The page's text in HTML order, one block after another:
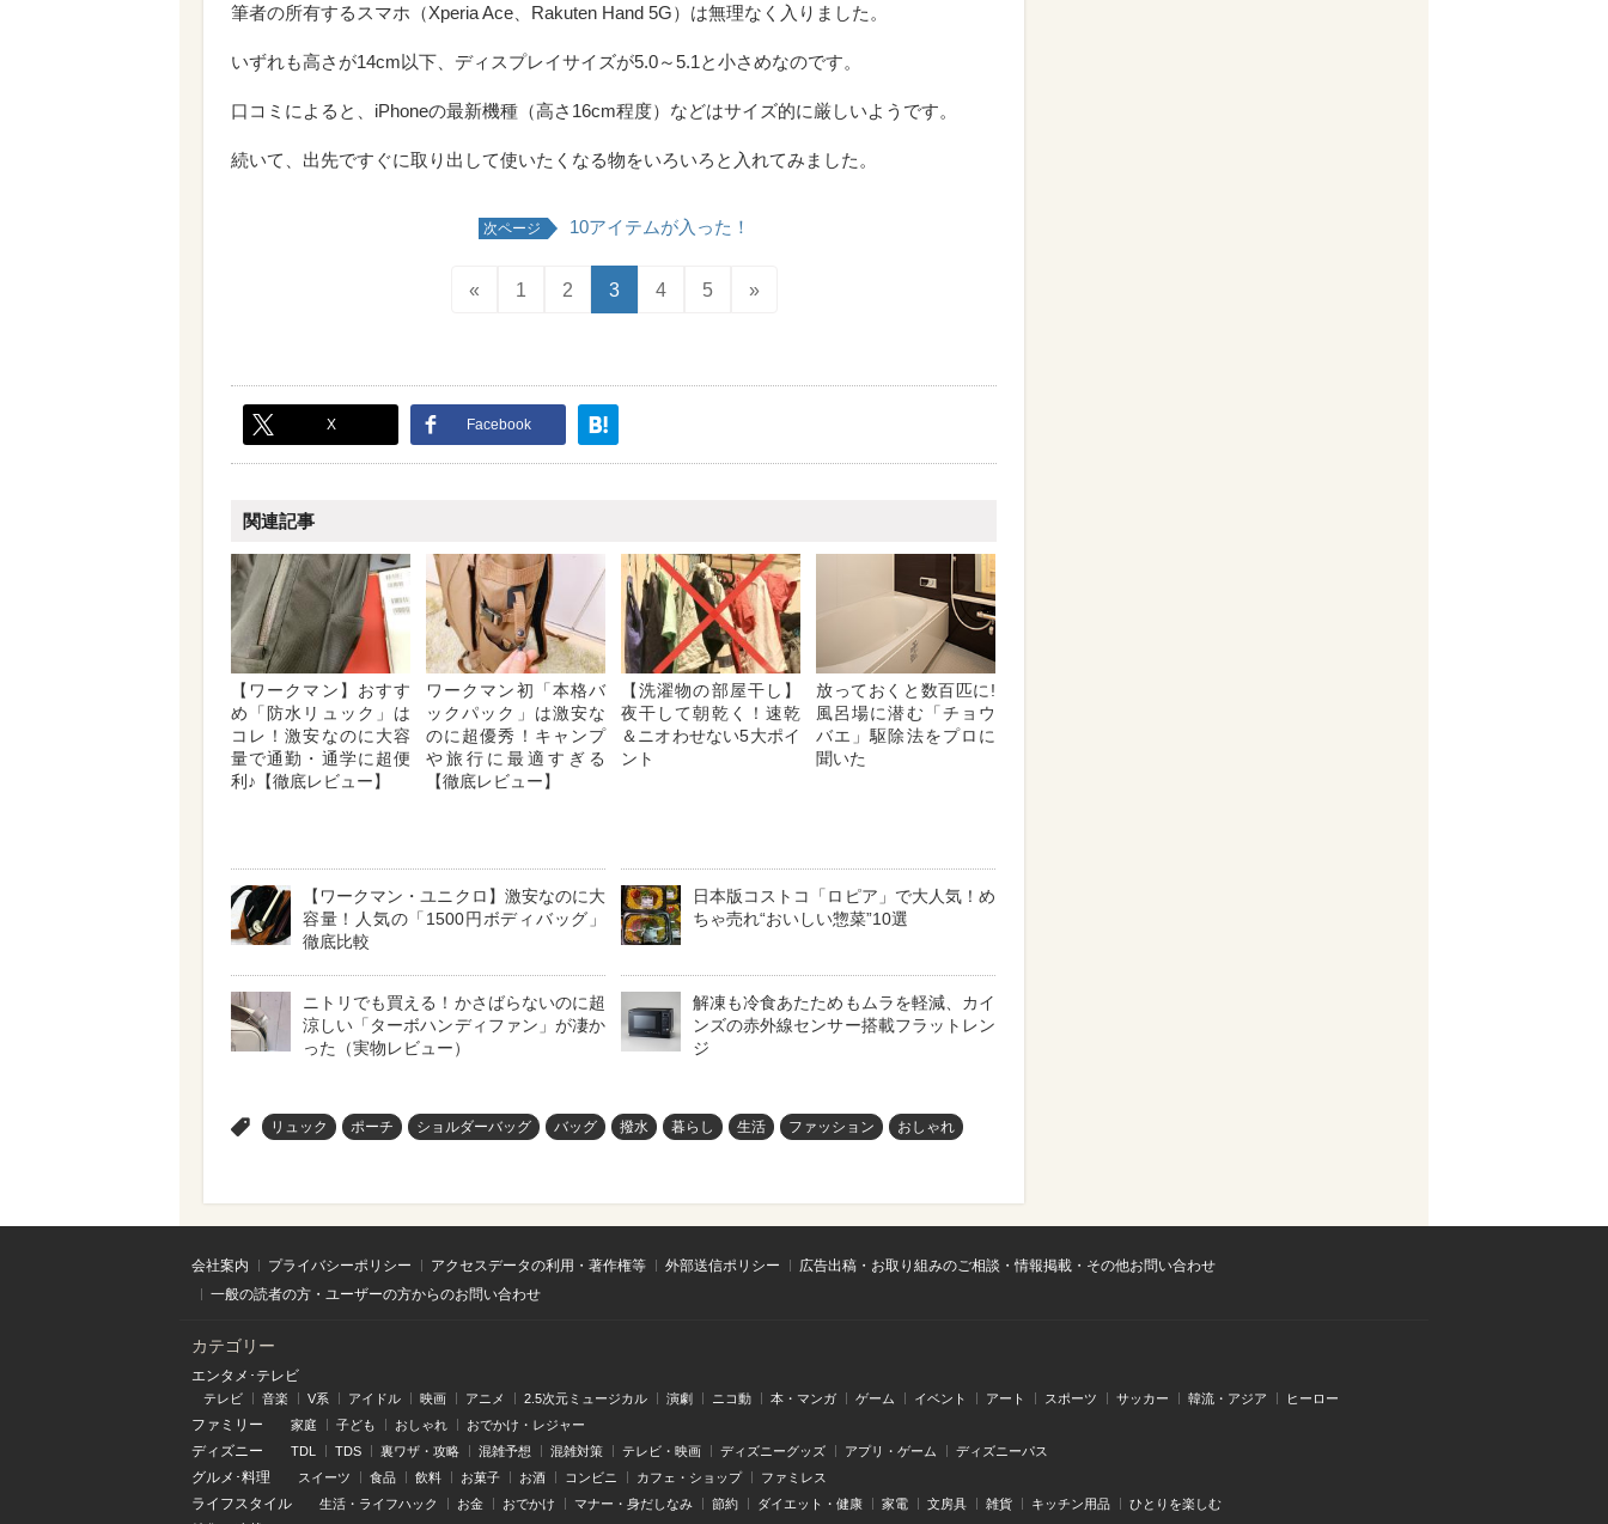
筆者の所有するスマホ（Xperia Ace、Rakuten Hand 5G）は無理なく入りました。
いずれも高さが14cm以下、ディスプレイサイズが5.0～5.1と小さめなのです。
口コミによると、iPhoneの最新機種（高さ16cm程度）などはサイズ的に厳しいようです。
続いて、出先ですぐに取り出して使いたくなる物をいろいろと入れてみました。
次ページ 10アイテムが入った！
« 1 2 3 4 5 »
X Facebook
関連記事
【ワークマン】おすす
め「防水リュック」は
コレ！激安なのに大容
量で通勤・通学に超便
利♪【徹底レビュー】
ワークマン初「本格バ
ックパック」は激安な
のに超優秀！キャンプ
や旅行に最適すぎる
【徹底レビュー】
【洗濯物の部屋干し】
夜干して朝乾く！速乾
＆ニオわせない5大ポイ
ント
放っておくと数百匹に!
風呂場に潜む「チョウ
バエ」駆除法をプロに
聞いた
【ワークマン・ユニクロ】激安なのに大
容量！人気の「1500円ボディバッグ」
徹底比較
日本版コストコ「ロピア」で大人気！め
ちゃ売れ“おいしい惣菜”10選
ニトリでも買える！かさばらないのに超
涼しい「ターボハンディファン」が凄か
った（実物レビュー）
解凍も冷食あたためもムラを軽減、カイ
ンズの赤外線センサー搭載フラットレン
ジ
リュック ポーチ ショルダーバッグ バッグ 撥水 暮らし 生活 ファッション おしゃれ
会社案内 プライバシーポリシー アクセスデータの利用・著作権等 外部送信ポリシー
広告出稿・お取り組みのご相談・情報掲載・その他お問い合わせ
一般の読者の方・ユーザーの方からのお問い合わせ
カテゴリー
エンタメ･テレビ
テレビ 音楽 V系 アイドル 映画 アニメ 2.5次元ミュージカル 演劇 ニコ動 本・マンガ ゲーム イベント アート スポーツ サッカー 韓流・アジア ヒーロー
ファミリー 家庭 子ども おしゃれ おでかけ・レジャー
ディズニー TDL TDS 裏ワザ・攻略 混雑予想 混雑対策 テレビ・映画 ディズニーグッズ アプリ・ゲーム ディズニーパス
グルメ･料理 スイーツ 食品 飲料 お菓子 お酒 コンビニ カフェ・ショップ ファミレス
ライフスタイル 生活・ライフハック お金 おでかけ マナー・身だしなみ 節約 ダイエット・健康 家電 文房具 雑貨 キッチン用品 ひとりを楽しむ